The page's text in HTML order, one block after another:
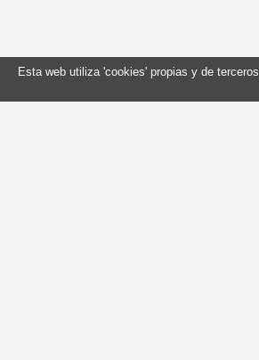
Esta web utiliza 'cookies' propias y de